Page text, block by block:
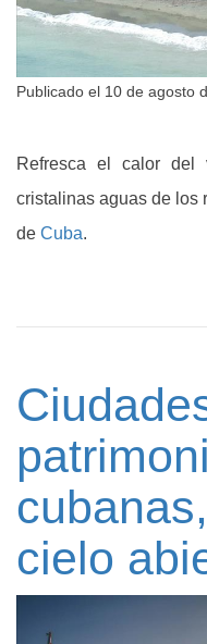
Publicado el 10 de agosto
Refresca el calor del
cristalinas aguas de los
de Cuba.
cielo